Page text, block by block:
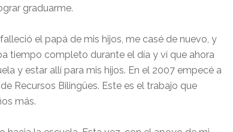
graduarme.
el papá de mis hijos, me casé de nuevo, y
tiempo completo durante el día y ví que ahora
y estar allí para mis hijos. En el 2007 empecé a
Recursos Bilingües. Este es el trabajo que
más.